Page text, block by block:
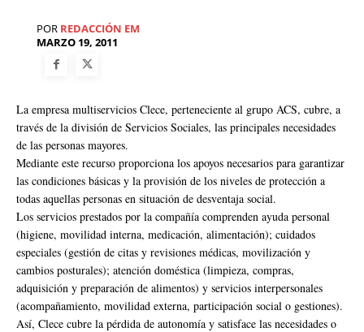
POR REDACCIÓN EM
MARZO 19, 2011
La empresa multiservicios Clece, perteneciente al grupo ACS, cubre, a
través de la división de Servicios Sociales, las principales necesidades
de las personas mayores.
Mediante este recurso proporciona los apoyos necesarios para garantizar
las condiciones básicas y la provisión de los niveles de protección a
todas aquellas personas en situación de desventaja social.
Los servicios prestados por la compañía comprenden ayuda personal
(higiene, movilidad interna, medicación, alimentación); cuidados
especiales (gestión de citas y revisiones médicas, movilización y
cambios posturales); atención doméstica (limpieza, compras,
adquisición y preparación de alimentos) y servicios interpersonales
(acompañamiento, movilidad externa, participación social o gestiones).
Así, Clece cubre la pérdida de autonomía y satisface las necesidades o